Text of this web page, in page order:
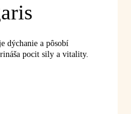
dýchanie a pôsobí
pocit sily a vitality.